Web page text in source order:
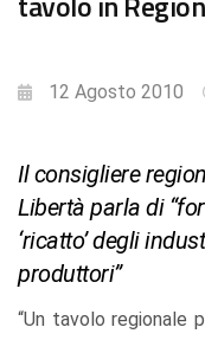
12 Agosto 2010
Il consigliere
Libertà parla di
‘ricatto’ degli
produttori”
“Un tavolo regionale